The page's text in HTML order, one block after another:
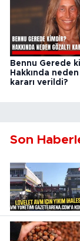
Bennu Gerede
Hakkında
kararı verildi?
Son